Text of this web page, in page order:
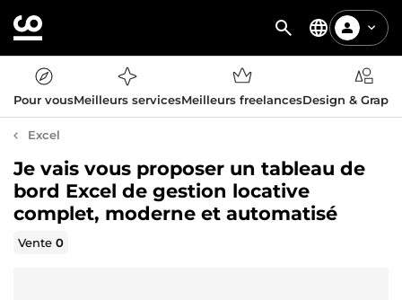
Pour vousMeilleurs servicesMeilleurs freelancesDesign &
Excel
Je vais vous proposer un tableau de
bord Excel de gestion locative
complet, moderne et automatisé
Vente0